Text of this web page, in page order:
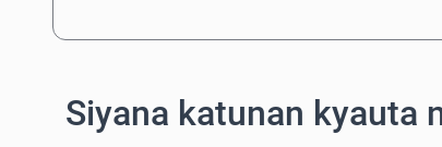
Siyana katunan kyauta